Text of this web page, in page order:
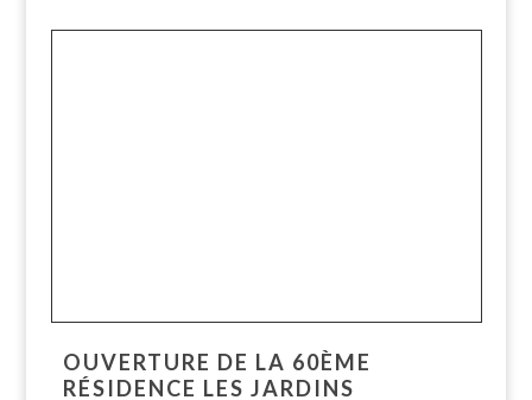
OUVERTURE DE LA 60ÈME
RÉSIDENCE LES JARDINS